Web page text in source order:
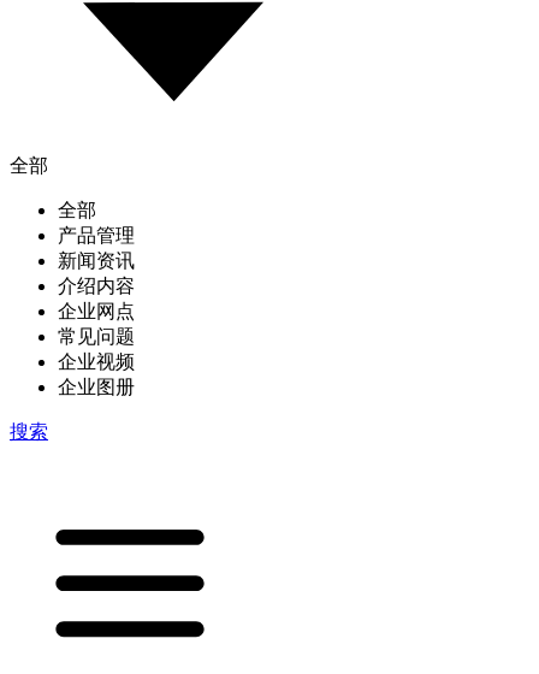
全部
全部
产品管理
新闻资讯
介绍内容
企业网点
常见问题
企业视频
企业图册
搜索